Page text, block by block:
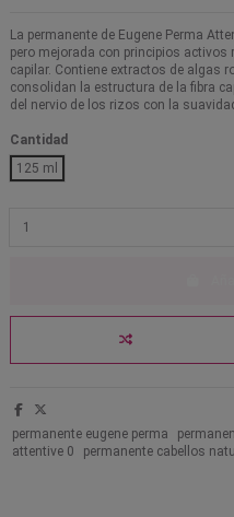
La permanente de Eugene Perma
pero mejorada con principios activos
capilar. Contiene extractos de algas
consolidan la estructura de la fibra
del nervio de los rizos con la
Cantidad
125 ml
permanente eugene perma
attentive 0
permanente cabellos